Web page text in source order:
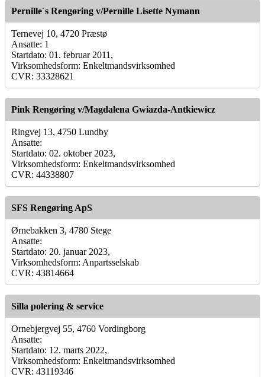
Pernille´s Rengøring v/Pernille Lisette Nymann
Ternevej 10, 4720 Præstø
Ansatte: 1
Startdato: 01. februar 2011,
Virksomhedsform: Enkeltmandsvirksomhed
CVR: 33328621
Pink Rengøring v/Magdalena Gwiazda-Antkiewicz
Ringvej 13, 4750 Lundby
Ansatte:
Startdato: 02. oktober 2023,
Virksomhedsform: Enkeltmandsvirksomhed
CVR: 44338807
SFS Rengøring ApS
Ørnebakken 3, 4780 Stege
Ansatte:
Startdato: 20. januar 2023,
Virksomhedsform: Anpartsselskab
CVR: 43814664
Silla polering & service
Ornebjergvej 55, 4760 Vordingborg
Ansatte:
Startdato: 12. marts 2022,
Virksomhedsform: Enkeltmandsvirksomhed
CVR: 43119346